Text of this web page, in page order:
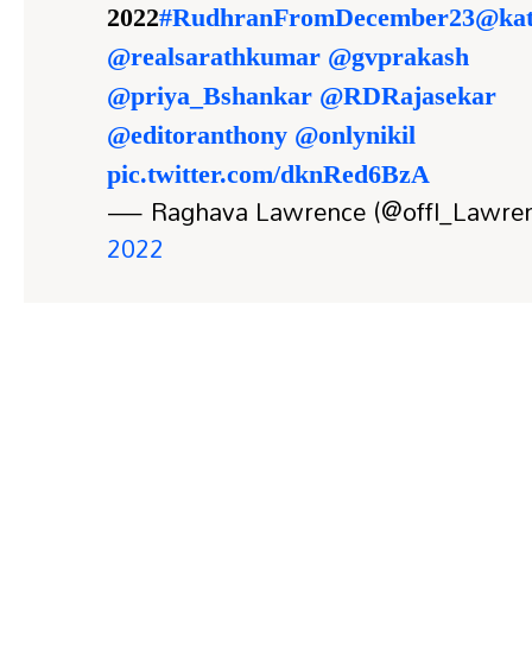
2022#RudhranFromDecember23
@realsarathkumar @gvprakash
@priya_Bshankar @RDRajasekar
@editoranthony @onlynikil
pic.twitter.com/dknRed6BzA
— Raghava Lawrence
2022